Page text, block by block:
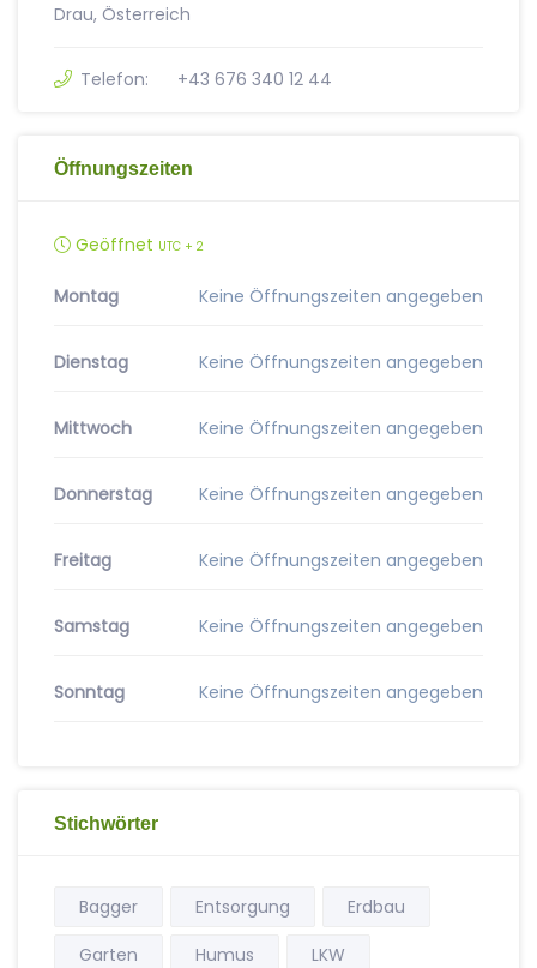
Drau, Österreich
Telefon: +43 676 340 12 44
Öffnungszeiten
Geöffnet UTC + 2
Montag Keine Öffnungszeiten angegeben
Dienstag Keine Öffnungszeiten angegeben
Mittwoch Keine Öffnungszeiten angegeben
Donnerstag Keine Öffnungszeiten angegeben
Freitag Keine Öffnungszeiten angegeben
Samstag Keine Öffnungszeiten angegeben
Sonntag Keine Öffnungszeiten angegeben
Stichwörter
Bagger Entsorgung
Erdbau
Garten
Humus
LKW